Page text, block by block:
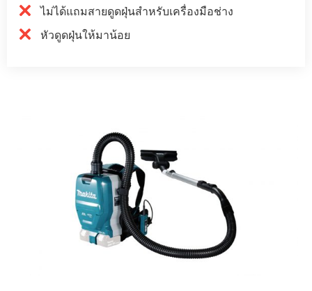
ไม่ได้แถมสายดูดฝุ่นสำหรับเครื่องมือช่าง
หัวดูดฝุ่นให้มาน้อย